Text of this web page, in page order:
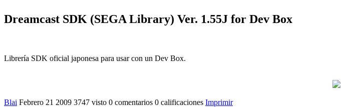
Dreamcast SDK (SEGA Library) Ver. 1.55J for Dev Box
Librería SDK oficial japonesa para usar con un Dev Box.
Blai Febrero 21 2009 3747 visto 0 comentarios 0 calificaciones Imprimir